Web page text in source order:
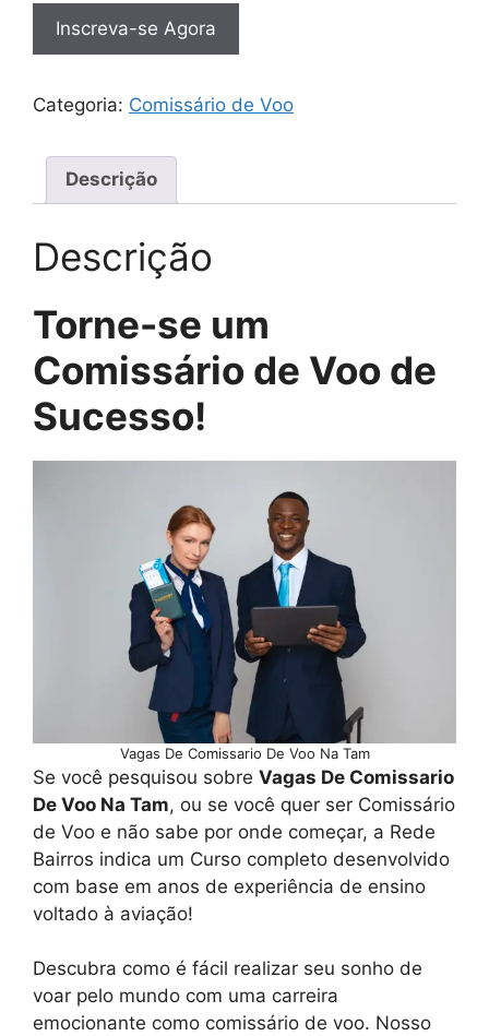
Inscreva-se Agora
Categoria: Comissário de Voo
Descrição
Descrição
Torne-se um
Comissário de Voo de
Sucesso!
Vagas De Comissario De Voo Na Tam
Se você pesquisou sobre Vagas De Comissario
De Voo Na Tam, ou se você quer ser Comissário
de Voo e não sabe por onde começar, a Rede
Bairros indica um Curso completo desenvolvido
com base em anos de experiência de ensino
voltado à aviação!
Descubra como é fácil realizar seu sonho de
voar pelo mundo com uma carreira
emocionante como comissário de voo. Nosso